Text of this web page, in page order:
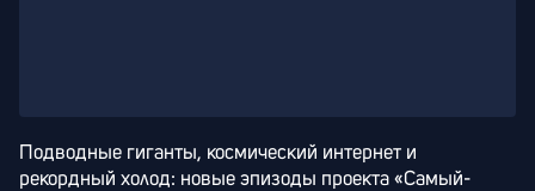
Подводные гиганты, космический интернет и
рекордный холод: новые эпизоды проекта «Самый-